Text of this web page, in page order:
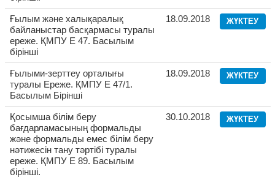
Ғылым және халықаралық
байланыстар басқармасы туралы
ереже. ҚМПУ Е 47. Басылым
бірінші
18.09.2018 ЖҮКТЕУ
Ғылыми-зерттеу орталығы
туралы Ереже. ҚМПУ Е 47/1.
Басылым Бірінші
18.09.2018 ЖҮКТЕУ
Қосымша білім беру
бағдарламасының формальды
және формальды емес білім беру
нәтижесін тану тәртібі туралы
ереже. ҚМПУ Е 89. Басылым
бірінші.
30.10.2018 ЖҮКТЕУ